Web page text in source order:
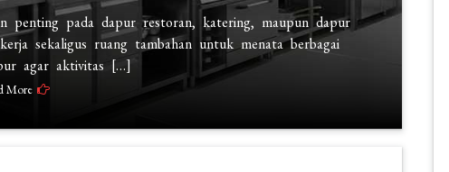
penting pada dapur restoran, katering, maupun dapur
sekaligus ruang tambahan untuk menata berbagai
agar aktivitas […]
More